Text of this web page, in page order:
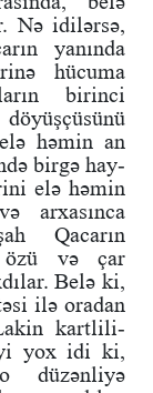
Nə idilərsə,
yanında
hücuma
birinci
həmin an
birgə hay-
elə həmin
arxasınca
Qacarın
özü və çar
Belə ki,
ilə oradan
kartlili-
yox idi ki,
düzənliyə